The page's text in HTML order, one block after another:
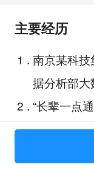
主要经历
1 . 南京某科
据分析部大
2 . “长辈一点
便民服务平
基于深度